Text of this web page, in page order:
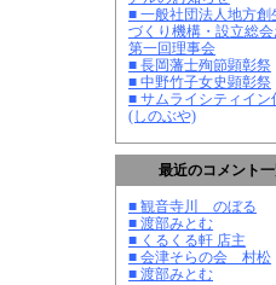
■ 一般社団法人地方創
づくり機構・設立総
第一回理事会
■ 長岡藩士殉節顕彰祭
■ 中野竹子女史顕彰祭
■ サムライシティイン
(しのぶや)
最近のコメント
■ 観音寺川 のぼる
■ 渡部みとむ
■ くるくる軒 店主
■ 会津そらの会 村松
■ 渡部みとむ